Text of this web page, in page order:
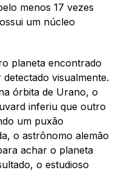
menos 17 vezes
um núcleo
planeta encontrado
visualmente.
órbita de Urano, o
inferiu que outro
um puxão
o astrônomo alemão
achar o planeta
o estudioso